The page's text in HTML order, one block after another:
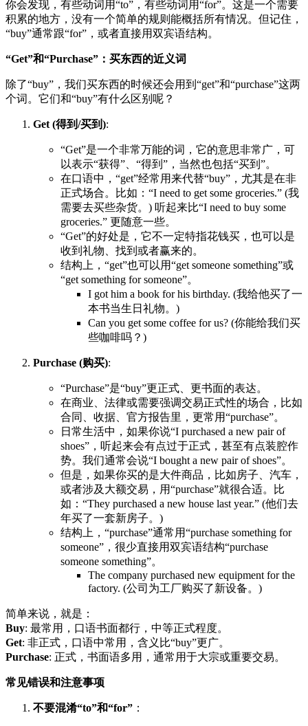
你会发现，有些动词用“to”，有些动词用“for”。这是一个需要
积累的地方，没有一个简单的规则能概括所有情况。但记住，
“buy”通常跟“for”，或者直接用双宾语结构。
“Get”和“Purchase”：买东西的近义词
除了“buy”，我们买东西的时候还会用到“get”和“purchase”这两
个词。它们和“buy”有什么区别呢？
Get (得到/买到):
“Get”是一个非常万能的词，它的意思非常广，可
以表示“获得”、“得到”，当然也包括“买到”。
在口语中，“get”经常用来代替“buy”，尤其是在非
正式场合。比如：“I need to get some groceries.” (我
需要去买些杂货。) 听起来比“I need to buy some
groceries.” 更随意一些。
“Get”的好处是，它不一定特指花钱买，也可以是
收到礼物、找到或者赢来的。
结构上，“get”也可以用“get someone something”或
“get something for someone”。
I got him a book for his birthday. (我给他买了一
本书当生日礼物。)
Can you get some coffee for us? (你能给我们买
些咖啡吗？)
Purchase (购买):
“Purchase”是“buy”更正式、更书面的表达。
在商业、法律或需要强调交易正式性的场合，比如
合同、收据、官方报告里，更常用“purchase”。
日常生活中，如果你说“I purchased a new pair of
shoes”，听起来会有点过于正式，甚至有点装腔作
势。我们通常会说“I bought a new pair of shoes”。
但是，如果你买的是大件商品，比如房子、汽车，
或者涉及大额交易，用“purchase”就很合适。比
如：“They purchased a new house last year.” (他们去
年买了一套新房子。)
结构上，“purchase”通常用“purchase something for
someone”，很少直接用双宾语结构“purchase
someone something”。
The company purchased new equipment for the
factory. (公司为工厂购买了新设备。)
简单来说，就是：
Buy: 最常用，口语书面都行，中等正式程度。
Get: 非正式，口语中常用，含义比“buy”更广。
Purchase: 正式，书面语多用，通常用于大宗或重要交易。
常见错误和注意事项
不要混淆“to”和“for” ：